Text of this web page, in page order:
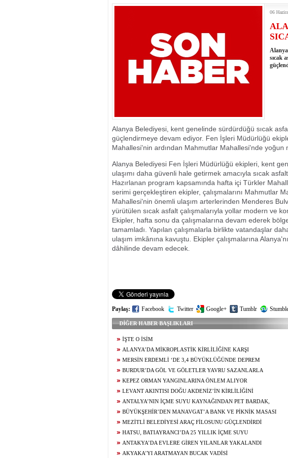
06
sıcak
Alanya Belediyesi, kent genelinde sürdürdüğü sıcak
güçlendirmeye devam ediyor. Fen İşleri Müdürlüğü
Mahallesi'nin ardından Mahmutlar Mahallesi'nde yoğun
Alanya Belediyesi Fen İşleri Müdürlüğü ekipleri, kent
ulaşımı daha güvenli hale getirmek amacıyla sıcak
Hazırlanan program kapsamında hafta içi Türkler
serimi gerçekleştiren ekipler, çalışmalarını Mahmutlar
Mahallesi'nin önemli ulaşım arterlerinden Menderes
yürütülen sıcak asfalt çalışmalarıyla yollar modern ve
Ekipler, hafta sonu da çalışmalarına devam ederek
tamamladı. Yapılan çalışmalarla birlikte vatandaşlar
ulaşım imkânına kavuştu. Ekipler çalışmalarına
dâhilinde devam edecek.
Paylaş: Facebook Twitter Google+ Tumblr
DİĞER HABER BAŞLIKLARI
İŞTE O İSİM
ALANYA’DA MİKROPLASTİK KİRLİLİĞİNE KARŞI
MÜCADELENİN STARTI VERİLDİ
MERSİN ERDEMLİ ‘DE 3,4 BÜYÜKLÜĞÜNDE DEPREM
BURDUR’DA GÖL VE GÖLETLER YAVRU SAZANLARLA
BULUŞTU
KEPEZ ORMAN YANGINLARINA ÖNLEM ALIYOR
LEVANT AKINTISI DOĞU AKDENİZ’İN KİRLİLİĞİNİ
ANTALYA KIYILARINA TAŞIYOR
ANTALYA’NIN İÇME SUYU KAYNAĞINDAN PET BARDAK,
ALKOL ŞİŞELERİ, POŞETLER ÇIKARTILDI
BÜYÜKŞEHİR’DEN MANAVGAT’A BANK VE PİKNİK MASASI
DESTEĞİ
MEZİTLİ BELEDİYESİ ARAÇ FİLOSUNU GÜÇLENDİRDİ
HATSU, BATIAYRANCI’DA 25 YILLIK İÇME SUYU
ŞEBEKESİNİ YENİLİYOR
ANTAKYA’DA EVLERE GİREN YILANLAR YAKALANDI
AKYAKA’YI ARATMAYAN BUCAK VADİSİ